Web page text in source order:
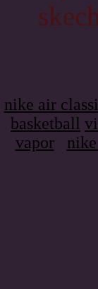
nike air
basketball
vapor